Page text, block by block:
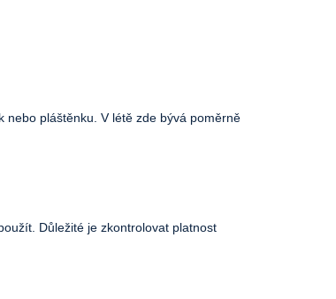
nebo pláštěnku. V létě zde bývá poměrně
Důležité je zkontrolovat platnost